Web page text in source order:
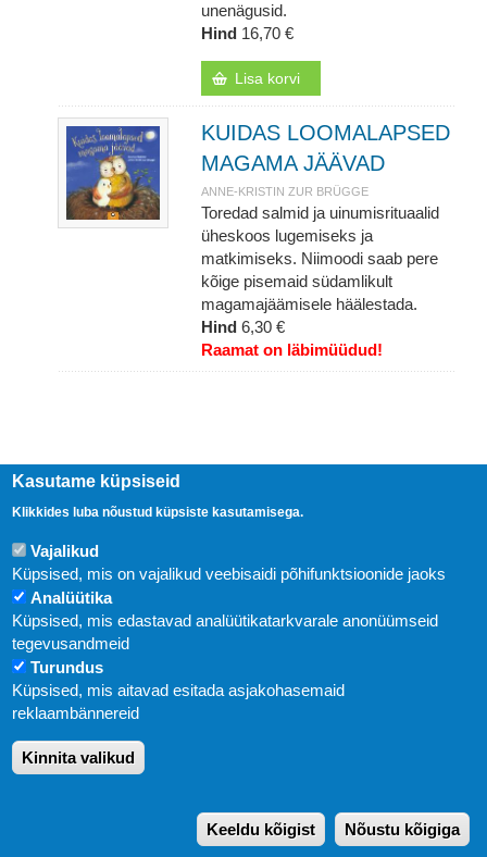
unenägusid.
Hind 16,70 €
Lisa korvi
KUIDAS LOOMALAPSED
MAGAMA JÄÄVAD
ANNE-KRISTIN ZUR BRÜGGE
Toredad salmid ja uinumisrituaalid
üheskoos lugemiseks ja
matkimiseks. Niimoodi saab pere
kõige pisemaid südamlikult
magamajäämisele häälestada.
Hind 6,30 €
Raamat on läbimüüdud!
Uudised
KIRJASTUS PEGASUS OÜ © 2020
Paldiski mnt. 29 (A korpus VI korrus), Tallinn
E-post:pegasus[at]pegasus.ee
Kasutame küpsiseid
Klikkides luba nõustud küpsiste kasutamisega.
Vajalikud
Küpsised, mis on vajalikud veebisaidi põhifunktsioonide jaoks
Analüütika
Küpsised, mis edastavad analüütikatarkvarale anonüümseid
tegevusandmeid
Turundus
Küpsised, mis aitavad esitada asjakohasemaid
reklaambännereid
Kinnita valikud
Keeldu kõigist Nõustu kõigiga